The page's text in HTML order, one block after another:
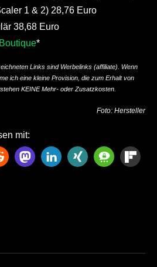
1 & 2) 28,76 Euro
38,68 Euro
*
Links sind Werbelinks (affiliate). Wenn
ich eine kleine Provision, die zum Erhalt von
KEINE Mehr- oder Zusatzkosten.
Foto: Hersteller
mit: